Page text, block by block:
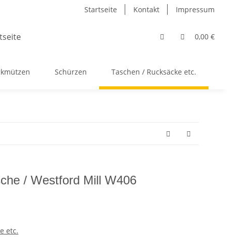
Startseite Kontakt Impressum
0,00 €
Schürzen Taschen / Rucksäcke etc.
/ Westford Mill W406
etc.